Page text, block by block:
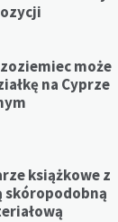
może
na Cyprze
książkowe z
skóropodobną